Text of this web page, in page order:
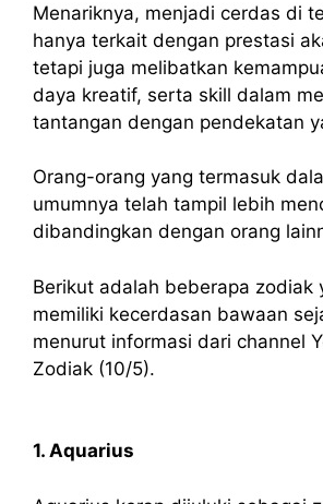
Menariknya, menjadi cerdas di
hanya terkait dengan prestasi
tetapi juga melibatkan
daya kreatif, serta skill dalam
tantangan dengan pendekatan
Orang-orang yang termasuk
umumnya telah tampil lebih
dibandingkan dengan orang
Berikut adalah beberapa zodiak
memiliki kecerdasan bawaan
menurut informasi dari channel
Zodiak (10/5).
1. Aquarius